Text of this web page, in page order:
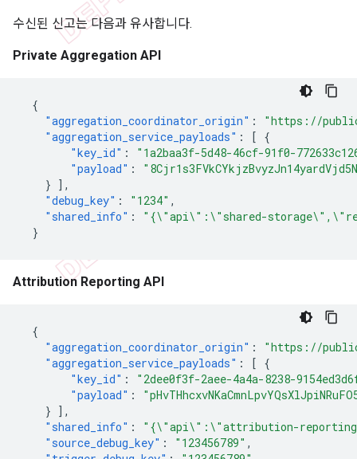
수신된 신고는 다음과 유사합니다.
Private Aggregation API
{
"aggregation_coordinator_origin" :
"https://
"aggregation_service_payloads" : [ {
"key_id" :
"1a2baa3f-5d48-46cf-91f0-
"payload" :
} ],
"debug_key" : "1234" ,
"shared_info" :
"{\"api\":\"shared-
}
Attribution Reporting API
{
"aggregation_coordinator_origin" :
"https://
"aggregation_service_payloads" : [ {
"key_id" :
"2dee0f3f-2aee-4a4a-8238-
"payload" :
} ],
"shared_info" :
"{\"api\":\"attribution-
"source_debug_key" : "123456789" ,